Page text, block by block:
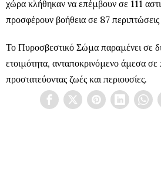
χώρα κλήθηκαν να επέμβουν σε 111
προσφέρουν βοήθεια σε 87 περιπτώσεις
Το Πυροσβεστικό Σώμα παραμένει σε
ετοιμότητα, ανταποκρινόμενο άμεσα σε
προστατεύοντας ζωές και περιουσίες.